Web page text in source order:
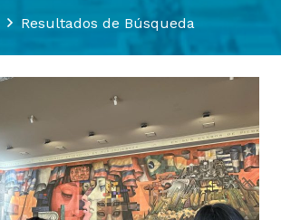
Resultados de Búsqueda